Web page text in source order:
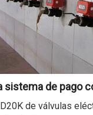
sistema de pago
de válvulas